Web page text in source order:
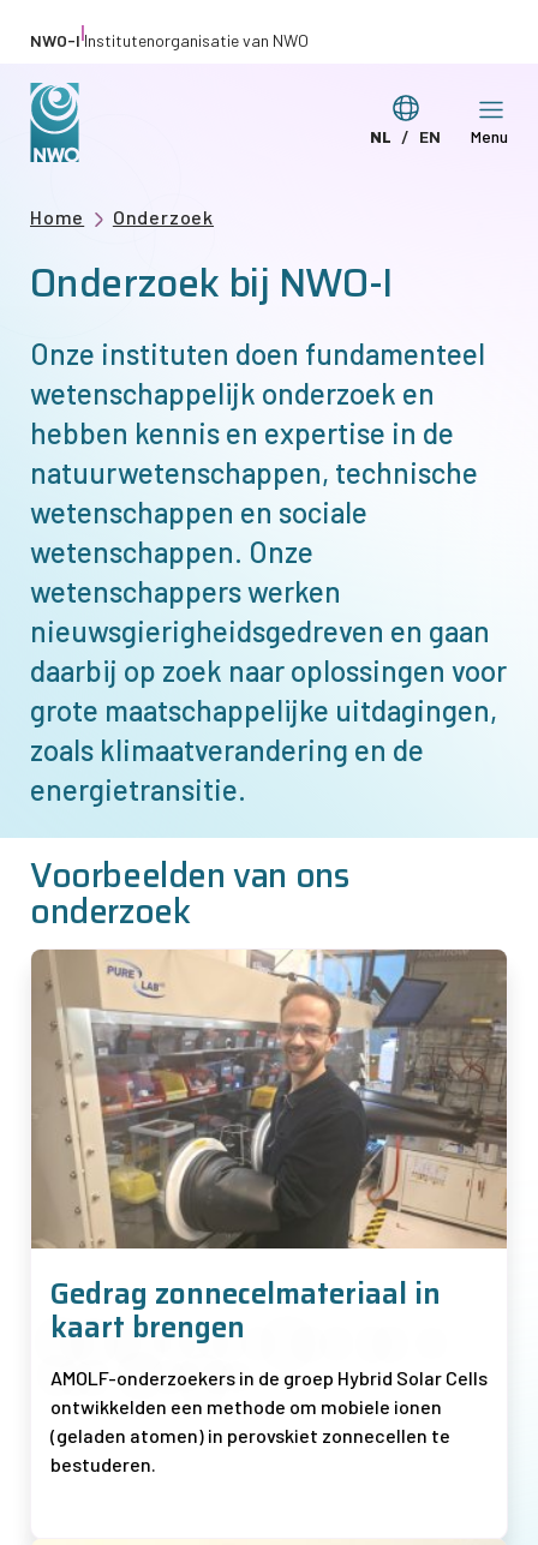
naar
gaan
NWO-I|Institutenorganisatie van NWO
Taal
NL
het
Nederlands
EN Menu
Kruimelpad
Home Onderzoek
Onderzoek bij NWO-I
Onze instituten doen fundamenteel
wetenschappelijk onderzoek en
hebben kennis en expertise in de
natuurwetenschappen, technische
wetenschappen en sociale
wetenschappen. Onze
wetenschappers werken
nieuwsgierigheidsgedreven en gaan
daarbij op zoek naar oplossingen voor
grote maatschappelijke uitdagingen,
zoals klimaatverandering en de
energietransitie.
Voorbeelden van ons
onderzoek
Gedrag zonnecelmateriaal in
kaart brengen
AMOLF-onderzoekers in de groep Hybrid Solar Cells
ontwikkelden een methode om mobiele ionen
(geladen atomen) in perovskiet zonnecellen te
bestuderen.
Afbeelding